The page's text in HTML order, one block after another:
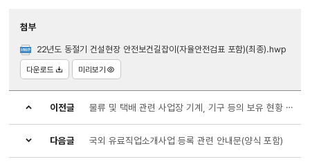
첨부
22년도 동절기 건설현장 안전보건길잡이(자율안전검표 포함)(최종).hwp
다운로드 미리보기
이전글 물류 및 택배 관련 사업장 기계, 기구 등의 보유 현황 제출 서식 (대상: 공문 수신 사업장)
다음글 국외 유료직업소개사업 등록 관련 안내문(양식 포함)